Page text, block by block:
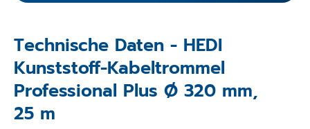
Technische Daten - HEDI
Kunststoff-Kabeltrommel
Professional Plus Ø 320 mm,
25 m